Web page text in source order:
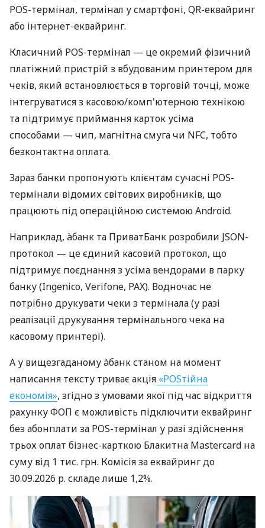
POS-термінал, термінал у смартфоні, QR-еквайринг
або інтернет-еквайринг.
Класичний POS-термінал — це окремий фізичний
платіжний пристрій з вбудованим принтером для
чеків, який встановлюється в торговій точці, може
інтегруватися з касовою/комп'ютерною технікою
та підтримує приймання карток усіма
способами — чип, магнітна смуга чи NFC, тобто
безконтактна оплата.
Зараз банки пропонують клієнтам сучасні POS-
термінали відомих світових виробників, що
працюють під операційною системою Android.
Наприклад, àбанк та ПриватБанк розробили JSON-
протокол — це єдиний касовий протокол, що
підтримує поєднання з усіма вендорами в парку
банку (Ingenico, Verifone, PAX). Водночас не
потрібно друкувати чеки з термінала (у разі
реалізації друкування термінального чека на
касовому принтері).
А у вищезгаданому àбанк станом на момент
написання тексту триває акція «POSтійна
економія», згідно з умовами якої під час відкриття
рахунку ФОП є можливість підключити еквайринг
без абонплати за POS-термінал у разі здійснення
трьох оплат бізнес-карткою Блакитна Mastercard на
суму від 1 тис. грн. Комісія за еквайринг до
30.09.2026 р. складе лише 1,2%.